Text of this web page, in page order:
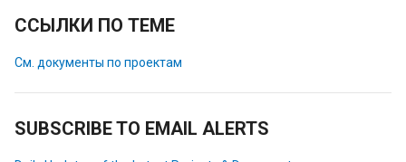
ССЫЛКИ ПО ТЕМЕ
См. документы по проектам
SUBSCRIBE TO EMAIL ALERTS